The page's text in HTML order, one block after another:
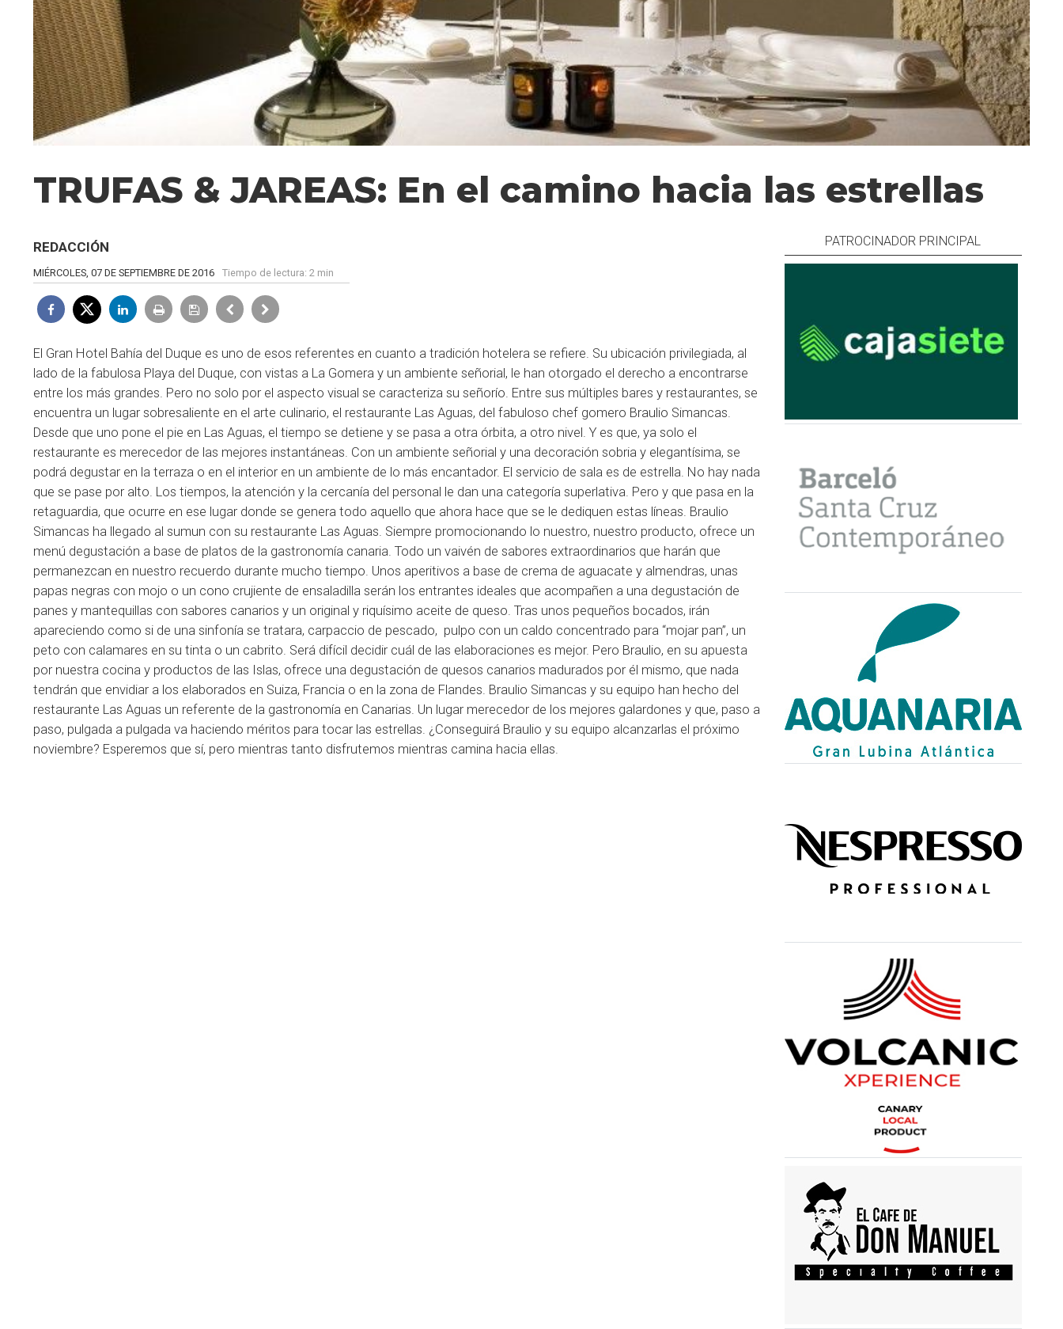
TRUFAS & JAREAS: En el camino hacia las estrellas
REDACCIÓN
MIÉRCOLES, 07 DE SEPTIEMBRE DE 2016 Tiempo de lectura: 2 min
El Gran Hotel Bahía del Duque es uno de esos referentes en cuanto a tradición hotelera se refiere. Su ubicación privilegiada, al
lado de la fabulosa Playa del Duque, con vistas a La Gomera y un ambiente señorial, le han otorgado el derecho a encontrarse
entre los más grandes. Pero no solo por el aspecto visual se caracteriza su señorío. Entre sus múltiples bares y restaurantes, se
encuentra un lugar sobresaliente en el arte culinario, el restaurante Las Aguas, del fabuloso chef gomero Braulio Simancas.
Desde que uno pone el pie en Las Aguas, el tiempo se detiene y se pasa a otra órbita, a otro nivel. Y es que, ya solo el
restaurante es merecedor de las mejores instantáneas. Con un ambiente señorial y una decoración sobria y elegantísima, se
podrá degustar en la terraza o en el interior en un ambiente de lo más encantador. El servicio de sala es de estrella. No hay nada
que se pase por alto. Los tiempos, la atención y la cercanía del personal le dan una categoría superlativa. Pero y que pasa en la
retaguardia, que ocurre en ese lugar donde se genera todo aquello que ahora hace que se le dediquen estas líneas. Braulio
Simancas ha llegado al sumun con su restaurante Las Aguas. Siempre promocionando lo nuestro, nuestro producto, ofrece un
menú degustación a base de platos de la gastronomía canaria. Todo un vaivén de sabores extraordinarios que harán que
permanezcan en nuestro recuerdo durante mucho tiempo. Unos aperitivos a base de crema de aguacate y almendras, unas
papas negras con mojo o un cono crujiente de ensaladilla serán los entrantes ideales que acompañen a una degustación de
panes y mantequillas con sabores canarios y un original y riquísimo aceite de queso. Tras unos pequeños bocados, irán
apareciendo como si de una sinfonía se tratara, carpaccio de pescado, pulpo con un caldo concentrado para “mojar pan”, un
peto con calamares en su tinta o un cabrito. Será difícil decidir cuál de las elaboraciones es mejor. Pero Braulio, en su apuesta
por nuestra cocina y productos de las Islas, ofrece una degustación de quesos canarios madurados por él mismo, que nada
tendrán que envidiar a los elaborados en Suiza, Francia o en la zona de Flandes. Braulio Simancas y su equipo han hecho del
restaurante Las Aguas un referente de la gastronomía en Canarias. Un lugar merecedor de los mejores galardones y que, paso a
paso, pulgada a pulgada va haciendo méritos para tocar las estrellas. ¿Conseguirá Braulio y su equipo alcanzarlas el próximo
noviembre? Esperemos que sí, pero mientras tanto disfrutemos mientras camina hacia ellas.
PATROCINADOR PRINCIPAL